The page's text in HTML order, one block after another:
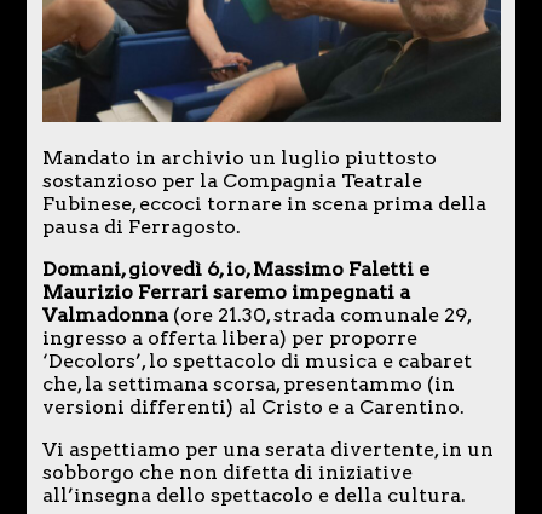
Mandato in archivio un luglio piuttosto
sostanzioso per la Compagnia Teatrale
Fubinese, eccoci tornare in scena prima della
pausa di Ferragosto.
Domani, giovedì 6, io, Massimo Faletti e
Maurizio Ferrari saremo impegnati a
Valmadonna(ore 21.30, strada comunale 29,
ingresso a offerta libera) per proporre
‘Decolors’, lo spettacolo di musica e cabaret
che, la settimana scorsa, presentammo (in
versioni differenti) al Cristo e a Carentino.
Vi aspettiamo per una serata divertente, in un
sobborgo che non difetta di iniziative
all’insegna dello spettacolo e della cultura.